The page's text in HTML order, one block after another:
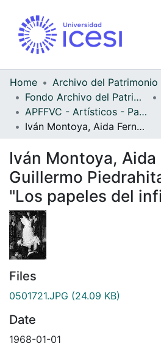
Home
Fondo Archivo del Patrimonio Fotográfico y Fílmico del Valle del Cauca
APFFVC - Artísticos - Patrimonial
Iván Montoya, Aida Fernández y Guillermo Piedrahita, en la obra "Los papeles del infierno"
Iván Montoya, Aida
Guillermo
"Los papeles del
Files
0501721.JPG (24.09 KB)
Date
1968-01-01